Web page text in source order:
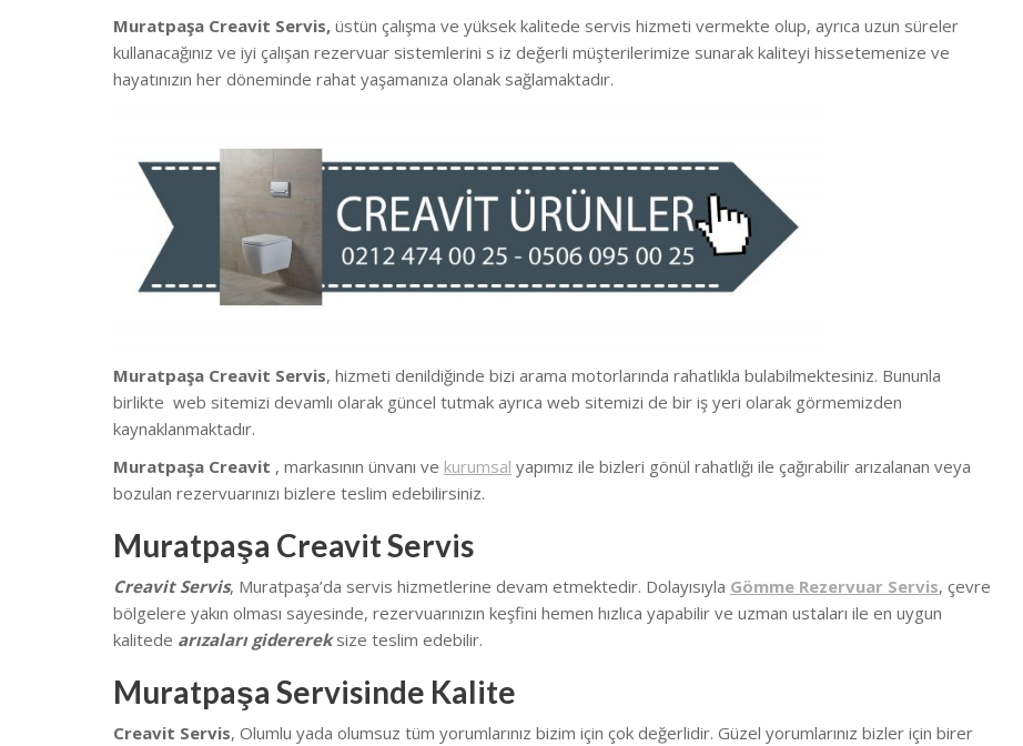
Muratpaşa Creavit Servis, üstün çalışma ve yüksek kalitede servis hizmeti vermekte olup, ayrıca uzun süreler
kullanacağınız ve iyi çalışan rezervuar sistemlerini s iz değerli müşterilerimize sunarak kaliteyi hissetemenize ve
hayatınızın her döneminde rahat yaşamanıza olanak sağlamaktadır.
Muratpaşa Creavit Servis, hizmeti denildiğinde bizi arama motorlarında rahatlıkla bulabilmektesiniz. Bununla
birlikte web sitemizi devamlı olarak güncel tutmak ayrıca web sitemizi de bir iş yeri olarak görmemizden
kaynaklanmaktadır.
Muratpaşa Creavit , markasının ünvanı ve kurumsal yapımız ile bizleri gönül rahatlığı ile çağırabilir arızalanan veya
bozulan rezervuarınızı bizlere teslim edebilirsiniz.
Muratpaşa Creavit Servis
Creavit Servis, Muratpaşa’da servis hizmetlerine devam etmektedir. Dolayısıyla Gömme Rezervuar Servis, çevre
bölgelere yakın olması sayesinde, rezervuarınızın keşfini hemen hızlıca yapabilir ve uzman ustaları ile en uygun
kalitede arızaları giderereksize teslim edebilir.
Muratpaşa Servisinde Kalite
Creavit Servis, Olumlu yada olumsuz tüm yorumlarınız bizim için çok değerlidir. Güzel yorumlarınız bizler için birer